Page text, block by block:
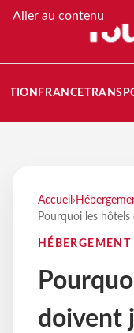
Aller au contenu
FRANCE
Accueil ›
Pourquoi les
HÉBERGEMENT
doivent